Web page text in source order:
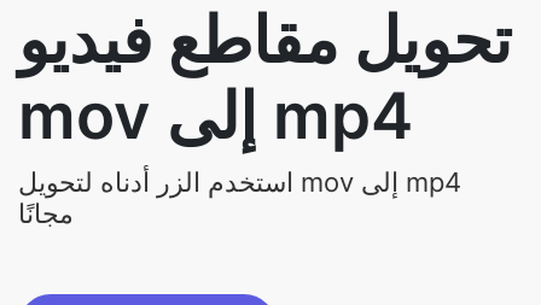
تحويل مقاطع فيديو
mov إلى mp4
استخدم الزر أدناه لتحويل mov إلى mp4
مجانًا